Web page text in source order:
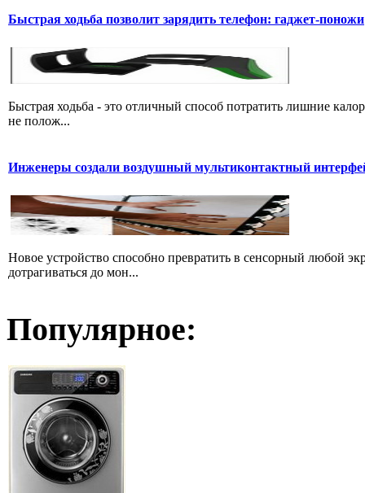
Быстрая ходьба позволит зарядить телефон: гаджет-поножи
Быстрая ходьба - это отличный способ потратить лишние
не полож...
Инженеры создали воздушный мультиконтактный
Новое устройство способно превратить в сенсорный любой
дотрагиваться до мон...
Популярное: